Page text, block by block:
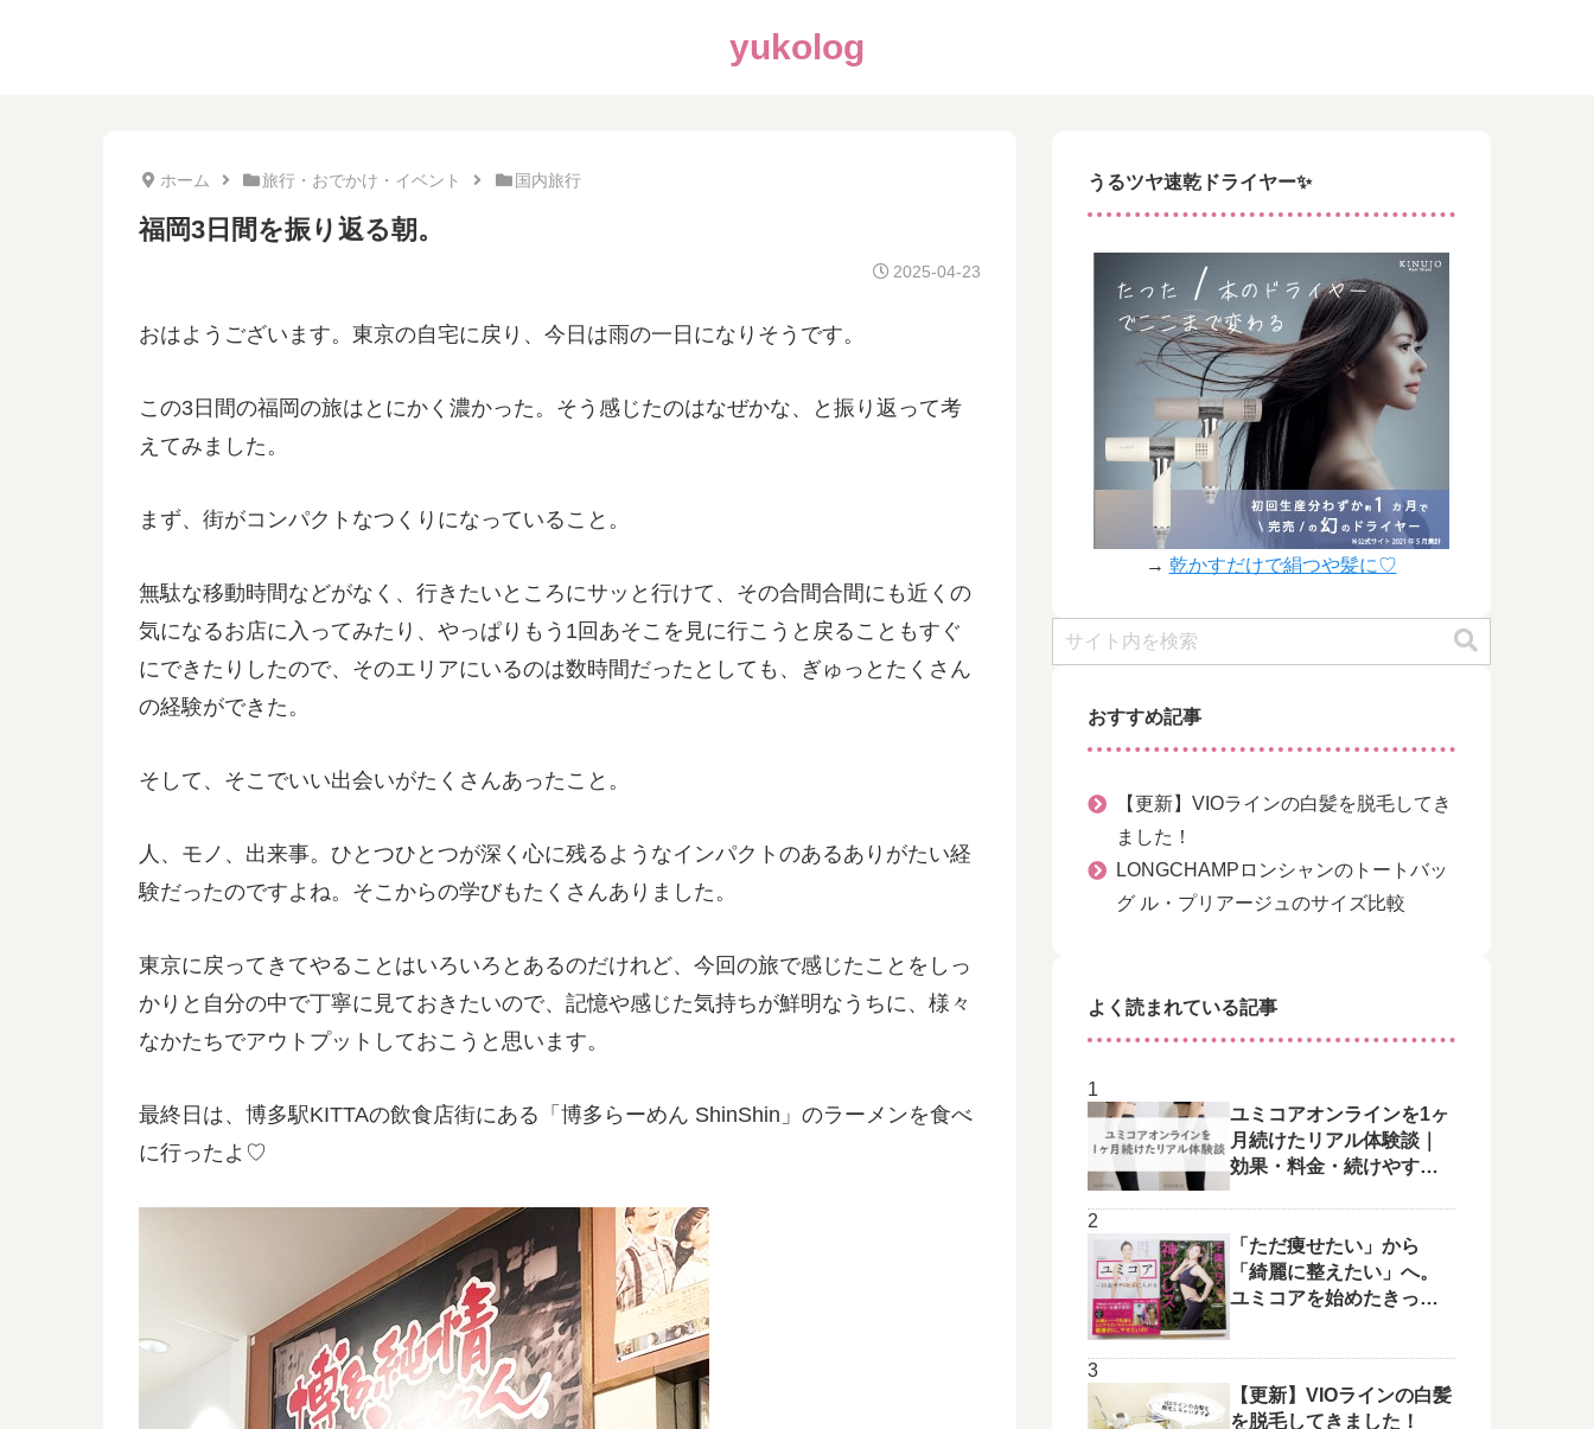
yukolog
ホーム 旅行・おでかけ・イベント 国内旅行
福岡3日間を振り返る朝。
2025-04-23
おはようございます。東京の自宅に戻り、今日は雨の一日になりそうです。
この3日間の福岡の旅はとにかく濃かった。そう感じたのはなぜかな、と振り返って考
えてみました。
まず、街がコンパクトなつくりになっていること。
無駄な移動時間などがなく、行きたいところにサッと行けて、その合間合間にも近くの
気になるお店に入ってみたり、やっぱりもう1回あそこを見に行こうと戻ることもすぐ
にできたりしたので、そのエリアにいるのは数時間だったとしても、ぎゅっとたくさん
の経験ができた。
そして、そこでいい出会いがたくさんあったこと。
人、モノ、出来事。ひとつひとつが深く心に残るようなインパクトのあるありがたい経
験だったのですよね。そこからの学びもたくさんありました。
東京に戻ってきてやることはいろいろとあるのだけれど、今回の旅で感じたことをしっ
かりと自分の中で丁寧に見ておきたいので、記憶や感じた気持ちが鮮明なうちに、様々
なかたちでアウトプットしておこうと思います。
最終日は、博多駅KITTAの飲食店街にある「博多らーめん ShinShin」のラーメンを食べ
に行ったよ♡
うるツヤ速乾ドライヤー✨
→ 乾かすだけで絹つや髪に♡
おすすめ記事
【更新】VIOラインの白髪を脱毛してき
ました！
LONGCHAMPロンシャンのトートバッ
グ ル・プリアージュのサイズ比較
よく読まれている記事
ユミコアオンラインを1ヶ
月続けたリアル体験談｜
効果・料金・続けやすさ
「ただ痩せたい」から
「綺麗に整えたい」へ。
ユミコアを始めたきっか
【更新】VIOラインの白髪
を脱毛してきました！